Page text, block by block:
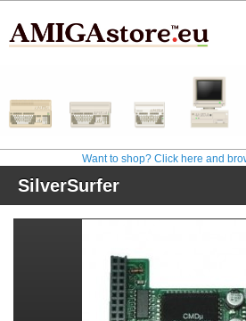
Want to shop? Click here and
SilverSurfer